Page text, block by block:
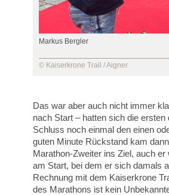
Markus Bergler
© Kaiserkrone Trail / Aigner
Das war aber auch nicht immer
nach Start – hatten sich die
Schluss noch einmal den einen
guten Minute Rückstand kam
Marathon-Zweiter ins Ziel, auch
am Start, bei dem er sich damals
Rechnung mit dem Kaiserkrone
des Marathons ist kein